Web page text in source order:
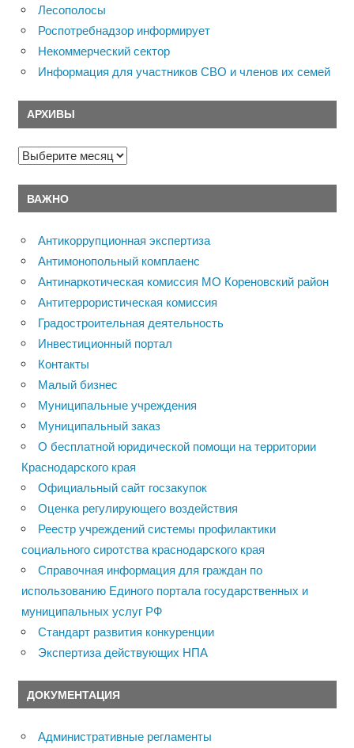
Лесополосы
Роспотребнадзор информирует
Некоммерческий сектор
Информация для участников СВО и членов их семей
АРХИВЫ
Архивы
ВАЖНО
Антикоррупционная экспертиза
Антимонопольный комплаенс
Антинаркотическая комиссия МО Кореновский район
Антитеррористическая комиссия
Градостроительная деятельность
Инвестиционный портал
Контакты
Малый бизнес
Муниципальные учреждения
Муниципальный заказ
О бесплатной юридической помощи на территории
Краснодарского края
Официальный сайт госзакупок
Оценка регулирующего воздействия
Реестр учреждений системы профилактики
социального сиротства краснодарского края
Справочная информация для граждан по
использованию Единого портала государственных и
муниципальных услуг РФ
Стандарт развития конкуренции
Экспертиза действующих НПА
ДОКУМЕНТАЦИЯ
Административные регламенты